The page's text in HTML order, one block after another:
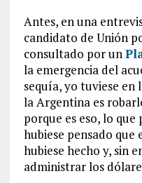
Antes, en una
candidato de Unión
consultado por un
la emergencia del
sequía, yo tuviese en
la Argentina es
porque es eso, lo que
hubiese pensado que
hubiese hecho y, sin
administrar los